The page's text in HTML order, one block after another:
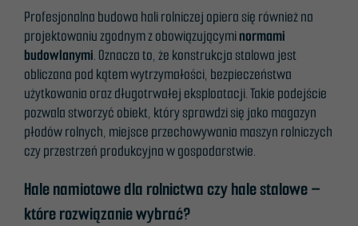
Profesjonalna budowa hali rolniczej opiera się również na
projektowaniu zgodnym z obowiązującyminormami
budowlanymi. Oznacza to, że konstrukcja stalowa jest
obliczana pod kątem wytrzymałości, bezpieczeństwa
użytkowania oraz długotrwałej eksploatacji. Takie podejście
pozwala stworzyć obiekt, który sprawdzi się jako magazyn
płodów rolnych, miejsce przechowywania maszyn rolniczych
czy przestrzeń produkcyjna w gospodarstwie.
Hale namiotowe dla rolnictwa czy hale stalowe –
które rozwiązanie wybrać?
nettstedet skal
fungere.
Statistikk
For at vi skal
kunne
forbedre
funksjonalitet